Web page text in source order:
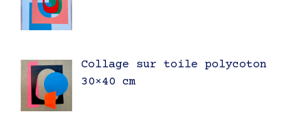
Collage sur toile polycoton
30×40 cm